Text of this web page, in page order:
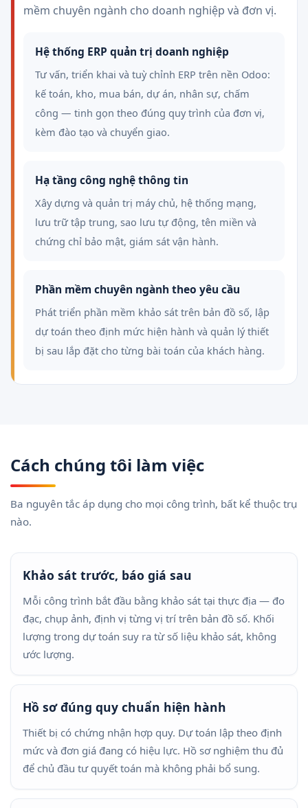
mềm chuyên ngành cho doanh nghiệp và đơn vị.
Hệ thống ERP quản trị doanh nghiệp
Tư vấn, triển khai và tuỳ chỉnh ERP trên nền Odoo:
kế toán, kho, mua bán, dự án, nhân sự, chấm
công — tinh gọn theo đúng quy trình của đơn vị,
kèm đào tạo và chuyển giao.
Hạ tầng công nghệ thông tin
Xây dựng và quản trị máy chủ, hệ thống mạng,
lưu trữ tập trung, sao lưu tự động, tên miền và
chứng chỉ bảo mật, giám sát vận hành.
Phần mềm chuyên ngành theo yêu cầu
Phát triển phần mềm khảo sát trên bản đồ số, lập
dự toán theo định mức hiện hành và quản lý thiết
bị sau lắp đặt cho từng bài toán của khách hàng.
Cách chúng tôi làm việc
Ba nguyên tắc áp dụng cho mọi công trình, bất kể thuộc trụ
nào.
Khảo sát trước, báo giá sau
Mỗi công trình bắt đầu bằng khảo sát tại thực địa — đo
đạc, chụp ảnh, định vị từng vị trí trên bản đồ số. Khối
lượng trong dự toán suy ra từ số liệu khảo sát, không
ước lượng.
Hồ sơ đúng quy chuẩn hiện hành
Thiết bị có chứng nhận hợp quy. Dự toán lập theo định
mức và đơn giá đang có hiệu lực. Hồ sơ nghiệm thu đủ
để chủ đầu tư quyết toán mà không phải bổ sung.